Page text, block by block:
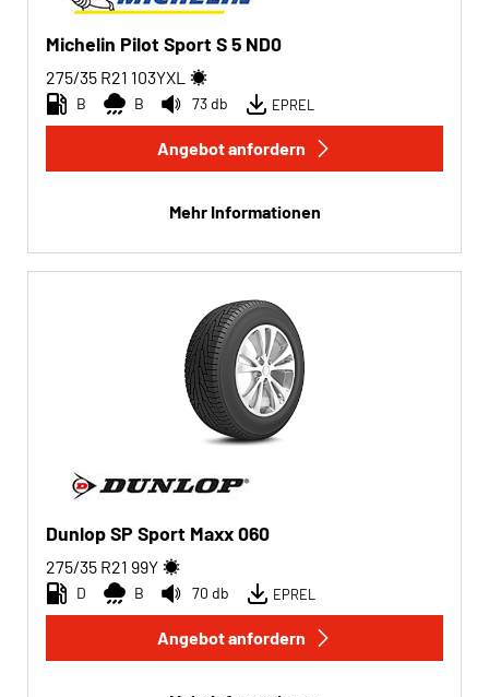
Michelin Pilot Sport S 5 ND0
275/35 R21 103YXL
B B 73 db EPREL
Angebot anfordern
Mehr Informationen
Dunlop SP Sport Maxx 060
275/35 R21 99Y
D B 70 db EPREL
Angebot anfordern